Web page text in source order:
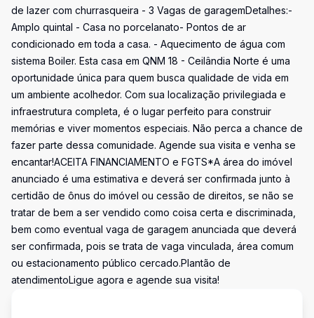
de lazer com churrasqueira - 3 Vagas de garagemDetalhes:-
Amplo quintal - Casa no porcelanato- Pontos de ar
condicionado em toda a casa. - Aquecimento de água com
sistema Boiler. Esta casa em QNM 18 - Ceilândia Norte é uma
oportunidade única para quem busca qualidade de vida em
um ambiente acolhedor. Com sua localização privilegiada e
infraestrutura completa, é o lugar perfeito para construir
memórias e viver momentos especiais. Não perca a chance de
fazer parte dessa comunidade. Agende sua visita e venha se
encantar!ACEITA FINANCIAMENTO e FGTS*A área do imóvel
anunciado é uma estimativa e deverá ser confirmada junto à
certidão de ônus do imóvel ou cessão de direitos, se não se
tratar de bem a ser vendido como coisa certa e discriminada,
bem como eventual vaga de garagem anunciada que deverá
ser confirmada, pois se trata de vaga vinculada, área comum
ou estacionamento público cercado.Plantão de
atendimentoLigue agora e agende sua visita!